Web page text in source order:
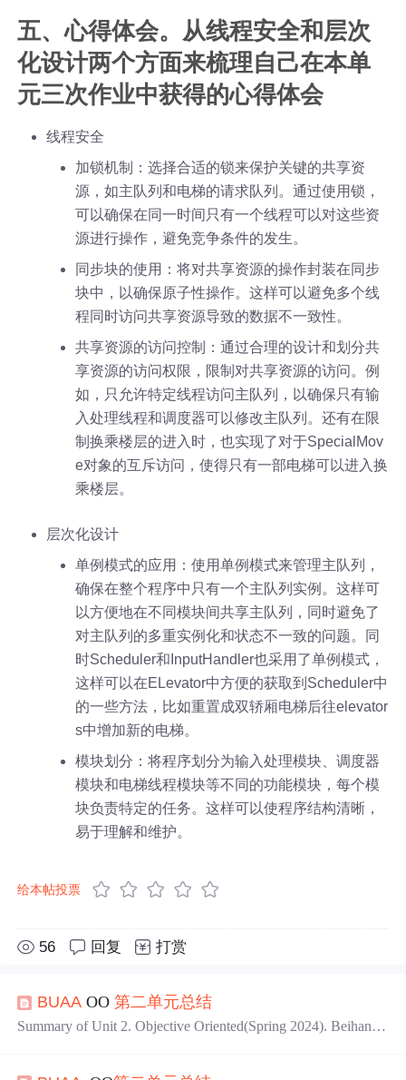
五、心得体会。从线程安全和层次
化设计两个方面来梳理自己在本单
元三次作业中获得的心得体会
线程安全
加锁机制：选择合适的锁来保护关键的共享资
源，如主队列和电梯的请求队列。通过使用锁，
可以确保在同一时间只有一个线程可以对这些资
源进行操作，避免竞争条件的发生。
同步块的使用：将对共享资源的操作封装在同步
块中，以确保原子性操作。这样可以避免多个线
程同时访问共享资源导致的数据不一致性。
共享资源的访问控制：通过合理的设计和划分共
享资源的访问权限，限制对共享资源的访问。例
如，只允许特定线程访问主队列，以确保只有输
入处理线程和调度器可以修改主队列。还有在限
制换乘楼层的进入时，也实现了对于SpecialMov
e对象的互斥访问，使得只有一部电梯可以进入换
乘楼层。
层次化设计
单例模式的应用：使用单例模式来管理主队列，
确保在整个程序中只有一个主队列实例。这样可
以方便地在不同模块间共享主队列，同时避免了
对主队列的多重实例化和状态不一致的问题。同
时Scheduler和InputHandler也采用了单例模式，
这样可以在ELevator中方便的获取到Scheduler中
的一些方法，比如重置成双轿厢电梯后往elevator
s中增加新的电梯。
模块划分：将程序划分为输入处理模块、调度器
模块和电梯线程模块等不同的功能模块，每个模
块负责特定的任务。这样可以使程序结构清晰，
易于理解和维护。
给本帖投票
56 回复 打赏
BUAA OO第二单元总结
Summary of Unit 2. Objective Oriented(Spring 2024). Beihang